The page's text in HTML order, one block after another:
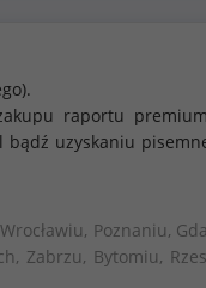
raportu
uzyskaniu
Poznaniu,
Zabrzu, Bytomiu,